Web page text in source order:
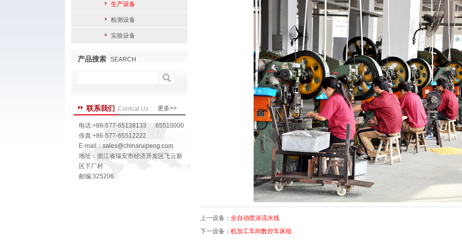
生产设备
检测设备
实验设备
产品搜索 SEARCH
联系我们 Contcat Us 更多>>
电话:+86-577-65138133 65510000
传真:+86-577-65512222
E-mail： sales@chinaruipeng.com
地址：浙江省瑞安市经济开发区飞云新
区下厂村
邮编:325206
上一设备： 全自动喷涂流水线
下一设备： 机加工车间数控车床组